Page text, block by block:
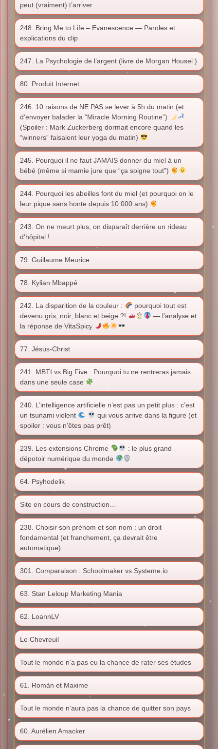
peut (vraiment) t’arriver
248. Bring Me to Life – Evanescence — Paroles et
explications du clip
247. La Psychologie de l’argent (livre de Morgan Housel )
80. Produit Internet
246. 10 raisons de NE PAS se lever à 5h du matin (et
d’envoyer balader la “Miracle Morning Routine”)
(Spoiler : Mark Zuckerberg dormait encore quand les
“winners” faisaient leur yoga du matin)
245. Pourquoi il ne faut JAMAIS donner du miel à un
bébé (même si mamie jure que “ça soigne tout”)
244. Pourquoi les abeilles font du miel (et pourquoi on le
leur pique sans honte depuis 10 000 ans)
243. On ne meurt plus, on disparaît derrière un rideau
d’hôpital !
79. Guillaume Meurice
78. Kylian Mbappé
242. La disparition de la couleur :
pourquoi tout est
devenu gris, noir, blanc et beige ?!
— l’analyse et
la réponse de VitaSpicy
77. Jésus-Christ
241. MBTI vs Big Five : Pourquoi tu ne rentreras jamais
dans une seule case
240. L’intelligence artificielle n’est pas un petit plus : c’est
un tsunami violent
qui vous arrive dans la figure (et
spoiler : vous n’êtes pas prêt)
239. Les extensions Chrome
: le plus grand
dépotoir numérique du monde
64. Psyhodelik
Site en cours de construction…
238. Choisir son prénom et son nom : un droit
fondamental (et franchement, ça devrait être
automatique)
301. Comparaison : Schoolmaker vs Systeme.io
63. Stan Leloup Marketing Mania
62. LoannLV
Le Chevreuil
Tout le monde n’a pas eu la chance de rater ses études
61. Romàn et Maxime
Tout le monde n’aura pas la chance de quitter son pays
60. Aurélien Amacker